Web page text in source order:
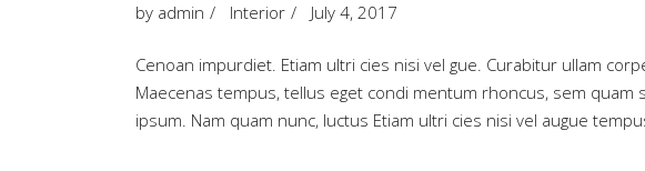
by admin Interior July 4, 2017
Cenoan impurdiet. Etiam ultri cies nisi vel gue. Curabitur ullam
Maecenas tempus, tellus eget condi mentum rhoncus, sem
ipsum. Nam quam nunc, luctus Etiam ultri cies nisi vel augue